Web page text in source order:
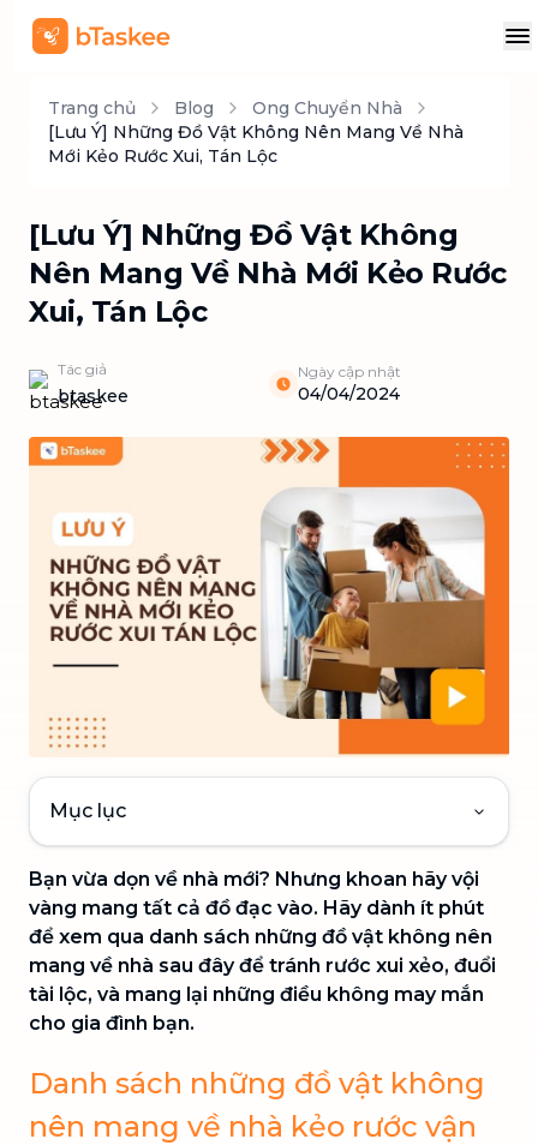
Trang chủ Blog
Ong Chuyển Nhà
[Lưu Ý] Những Đồ Vật Không Nên Mang Về Nhà
Mới Kẻo Rước Xui, Tán Lộc
[Lưu Ý] Những Đồ Vật Không
Nên Mang Về Nhà Mới Kẻo Rước
Xui, Tán Lộc
Tác giả
btaskee
Ngày cập nhật
04/04/2024
Mục lục
Bạn vừa dọn về nhà mới? Nhưng khoan hãy vội
vàng mang tất cả đồ đạc vào. Hãy dành ít phút
để xem qua danh sách những đồ vật không nên
mang về nhà sau đây để tránh rước xui xẻo, đuổi
tài lộc, và mang lại những điều không may mắn
cho gia đình bạn.
Danh sách những đồ vật không
nên mang về nhà kẻo rước vận